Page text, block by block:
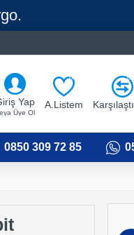
Yap
Üye Ol
A.Listem
0 0
0850 309 72 85